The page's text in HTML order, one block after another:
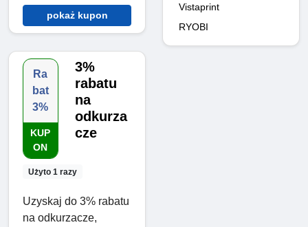
pokaż kupon
Ra
bat
3%
KUP
ON
Użyto 1 razy
3%
rabatu
na
odkurza
cze
Uzyskaj do 3% rabatu
na odkurzacze,
Vistaprint
RYOBI